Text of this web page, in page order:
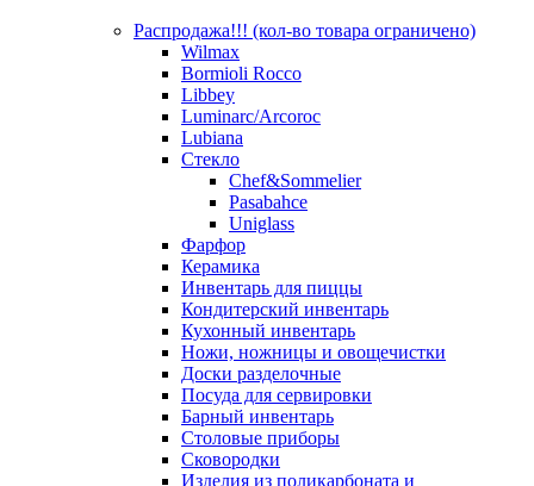
Распродажа!!! (кол-во товара ограничено)
Wilmax
Bormioli Rocco
Libbey
Luminarc/Arcoroc
Lubiana
Стекло
Chef&Sommelier
Pasabahce
Uniglass
Фарфор
Керамика
Инвентарь для пиццы
Кондитерский инвентарь
Кухонный инвентарь
Ножи, ножницы и овощечистки
Доски разделочные
Посуда для сервировки
Барный инвентарь
Столовые приборы
Сковородки
Изделия из поликарбоната и